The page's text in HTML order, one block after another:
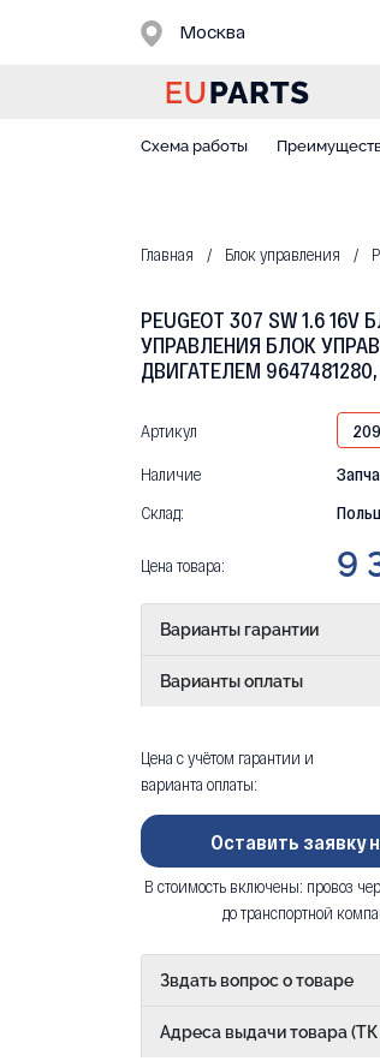
Москва
Схема работы
Главная Блок управления
PEUGEOT 307 SW 1.6 16V
УПРАВЛЕНИЯ БЛОК
ДВИГАТЕЛЕМ 9647481280,
Артикул
Наличие
Склад:
Цена товара: 9
Варианты гарантии
Варианты оплаты
Цена с учётом гарантии и
варианта оплаты:
Оставить заявку
В стоимость включены: провоз
до транспортной
Звдать вопрос о товаре
Адреса выдачи товара